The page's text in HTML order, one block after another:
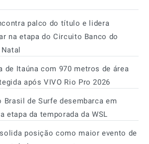
palco do título e lidera
na etapa do Circuito Banco do
de Itaúna com 970 metros de área
após VIVO Rio Pro 2026
Brasil de Surfe desembarca em
etapa da temporada da WSL
posição como maior evento de